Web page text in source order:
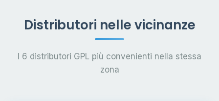
Distributori nelle vicinanze
I 6 distributori GPL più convenienti nella stessa
zona